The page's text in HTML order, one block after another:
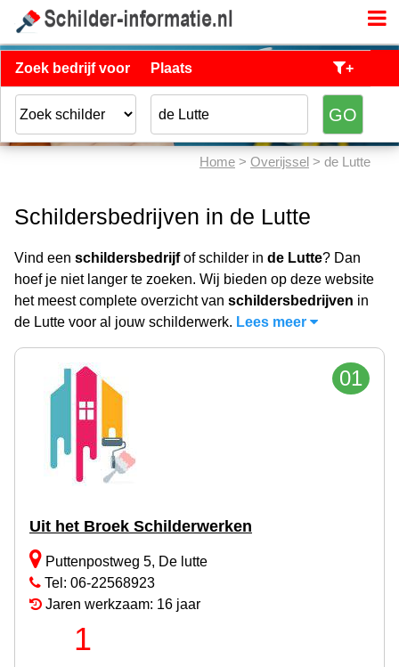
Zoek bedrijf voor Plaats +
Home > Overijssel > de Lutte
Schildersbedrijven in de Lutte
Vind een schildersbedrijfof schilder in de Lutte? Dan
hoef je niet langer te zoeken. Wij bieden op deze website
het meest complete overzicht van schildersbedrijven in
de Lutte voor al jouw schilderwerk. Lees meer
01
Uit het Broek Schilderwerken
Puttenpostweg 5, De lutte
Tel: 06-22568923
Jaren werkzaam: 16 jaar
1